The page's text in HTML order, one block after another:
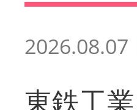
2026.08.07
東鉄工